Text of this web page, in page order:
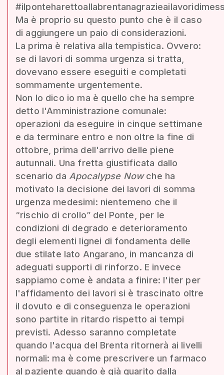
Ma è proprio su questo punto che è il caso
di aggiungere un paio di considerazioni.
La prima è relativa alla tempistica. Ovvero:
se di lavori di somma urgenza si tratta,
dovevano essere eseguiti e completati
sommamente urgentemente.
Non lo dico io ma è quello che ha sempre
detto l'Amministrazione comunale:
operazioni da eseguire in cinque settimane
e da terminare entro e non oltre la fine di
ottobre, prima dell'arrivo delle piene
autunnali. Una fretta giustificata dallo
scenario da Apocalypse Nowche ha
motivato la decisione dei lavori di somma
urgenza medesimi: nientemeno che il
“rischio di crollo” del Ponte, per le
condizioni di degrado e deterioramento
degli elementi lignei di fondamenta delle
due stilate lato Angarano, in mancanza di
adeguati supporti di rinforzo. E invece
sappiamo come è andata a finire: l'iter per
l'affidamento dei lavori si è trascinato oltre
il dovuto e di conseguenza le operazioni
sono partite in ritardo rispetto ai tempi
previsti. Adesso saranno completate
quando l'acqua del Brenta ritornerà ai livelli
normali: ma è come prescrivere un farmaco
al paziente quando è già guarito dalla